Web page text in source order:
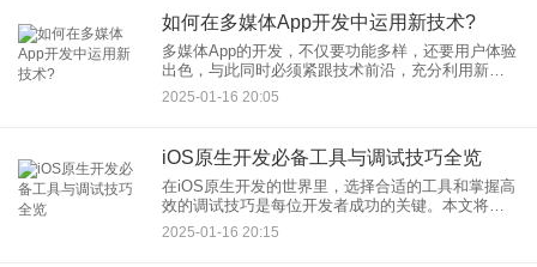
如何在多媒体App开发中运用新技术?
多媒体App的开发，不仅要功能多样，还要用户体验
出色，与此同时必须紧跟技术前沿，充分利用新技
术来保持市场竞争力。本文将探讨在多媒体App开发
过程中，如何运用新技术，以此提升应用性能、优
2025-01-16 20:05
iOS原生开发必备工具与调试技巧全览
在iOS原生开发的世界里，选择合适的工具和掌握高
效的调试技巧是每位开发者成功的关键。本文将全
面介绍iOS原生开发中的必备工具及其调试技巧，旨
2025-01-16 20:15